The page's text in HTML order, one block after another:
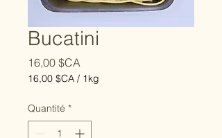
Bucatini
16,00 $CA
16,00 $CA / 1kg
pour
1
Kilogramme
Quantité *